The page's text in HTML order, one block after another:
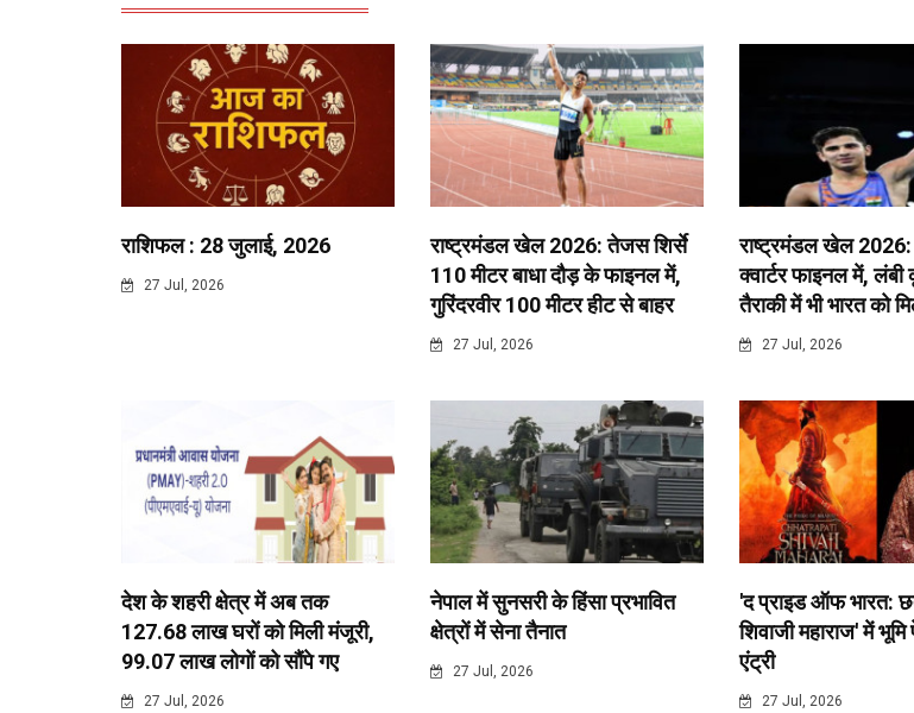
राशिफल : 28 जुलाई, 2026
27 Jul, 2026
राष्ट्रमंडल खेल 2026: तेजस शिर्से
110 मीटर बाधा दौड़ के फाइनल में,
गुरिंदरवीर 100 मीटर हीट से बाहर
27 Jul, 2026
राष्ट्रमंडल खेल 2026:
क्वार्टर फाइनल में,
तैराकी में भी भारत को
27 Jul, 2026
देश के शहरी क्षेत्र में अब तक
127.68 लाख घरों को मिली मंजूरी,
99.07 लाख लोगों को सौंपे गए
27 Jul, 2026
नेपाल में सुनसरी के हिंसा प्रभावित
क्षेत्रों में सेना तैनात
27 Jul, 2026
'द प्राइड ऑफ भारत:
शिवाजी महाराज' में
एंट्री
27 Jul, 2026